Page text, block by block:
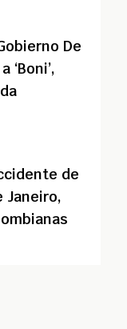
De
‘Boni’,
de
Janeiro,